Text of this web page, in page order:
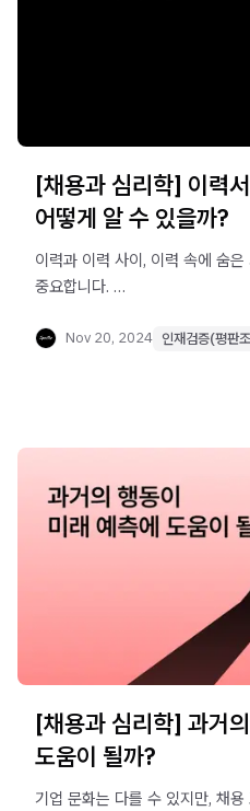
[채용과 심리학] 이력
어떻게 알 수 있을까?
이력과 이력 사이, 이력 속에 숨
중요합니다.
나은 의사 결정을 할 수 있습니다.
Nov 20, 2024 인재검증(평판
[채용과 심리학] 과거
도움이 될까?
기업 문화는 다를 수 있지만, 채용